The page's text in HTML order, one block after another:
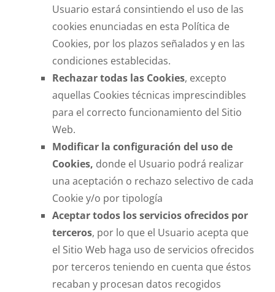
Usuario estará consintiendo el uso de las
cookies enunciadas en esta Política de
Cookies, por los plazos señalados y en las
condiciones establecidas.
Rechazar todas las Cookies, excepto
aquellas Cookies técnicas imprescindibles
para el correcto funcionamiento del Sitio
Web.
Modificar la configuración del uso de
Cookies, donde el Usuario podrá realizar
una aceptación o rechazo selectivo de cada
Cookie y/o por tipología
Aceptar todos los servicios ofrecidos por
terceros, por lo que el Usuario acepta que
el Sitio Web haga uso de servicios ofrecidos
por terceros teniendo en cuenta que éstos
recaban y procesan datos recogidos